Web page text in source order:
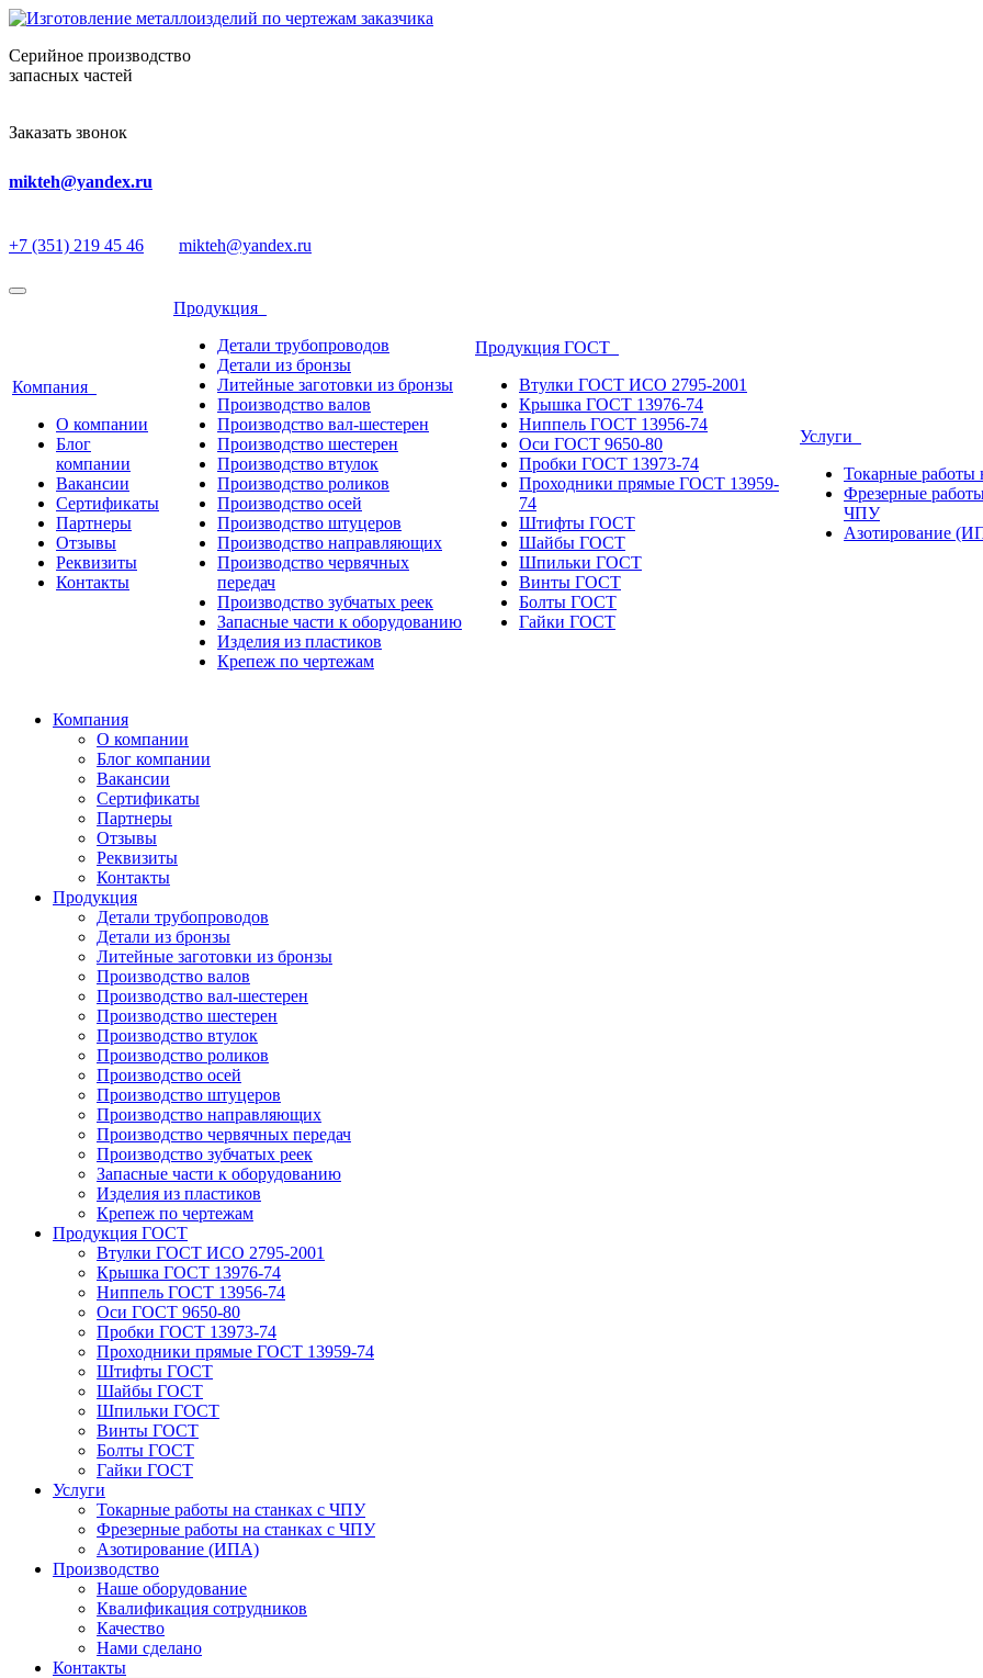
Серийное производство
запасных частей
Заказать звонок
mikteh@yandex.ru
+7 (351) 219 45 46 mikteh@yandex.ru
Компания
О компании
Блог
компании
Вакансии
Сертификаты
Партнеры
Отзывы
Реквизиты
Контакты
Продукция
Детали трубопроводов
Детали из бронзы
Литейные заготовки из бронзы
Производство валов
Производство вал-шестерен
Производство шестерен
Производство втулок
Производство роликов
Производство осей
Производство штуцеров
Производство направляющих
Производство червячных
передач
Производство зубчатых реек
Запасные части к оборудованию
Изделия из пластиков
Крепеж по чертежам
Продукция ГОСТ
Втулки ГОСТ ИСО 2795-2001
Крышка ГОСТ 13976-74
Ниппель ГОСТ 13956-74
Оси ГОСТ 9650-80
Пробки ГОСТ 13973-74
Проходники прямые ГОСТ 13959-
74
Штифты ГОСТ
Шайбы ГОСТ
Шпильки ГОСТ
Винты ГОСТ
Болты ГОСТ
Гайки ГОСТ
Услуги
Токарные работы
Фрезерные
ЧПУ
Азотирование
Компания
О компании
Блог компании
Вакансии
Сертификаты
Партнеры
Отзывы
Реквизиты
Контакты
Продукция
Детали трубопроводов
Детали из бронзы
Литейные заготовки из бронзы
Производство валов
Производство вал-шестерен
Производство шестерен
Производство втулок
Производство роликов
Производство осей
Производство штуцеров
Производство направляющих
Производство червячных передач
Производство зубчатых реек
Запасные части к оборудованию
Изделия из пластиков
Крепеж по чертежам
Продукция ГОСТ
Втулки ГОСТ ИСО 2795-2001
Крышка ГОСТ 13976-74
Ниппель ГОСТ 13956-74
Оси ГОСТ 9650-80
Пробки ГОСТ 13973-74
Проходники прямые ГОСТ 13959-74
Штифты ГОСТ
Шайбы ГОСТ
Шпильки ГОСТ
Винты ГОСТ
Болты ГОСТ
Гайки ГОСТ
Услуги
Токарные работы на станках с ЧПУ
Фрезерные работы на станках с ЧПУ
Азотирование (ИПА)
Производство
Наше оборудование
Квалификация сотрудников
Качество
Нами сделано
Контакты